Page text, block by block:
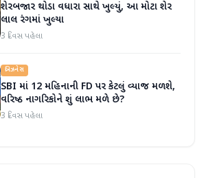
શેરબજાર થોડા વધારા સાથે ખુલ્યું, આ મોટા શેર
લાલ રંગમાં ખુલ્યા
3 દિવસ પહેલા
બિઝનેસ
SBI માં 12 મહિનાની FD પર કેટલું વ્યાજ મળશે,
વરિષ્ઠ નાગરિકોને શું લાભ મળે છે?
3 દિવસ પહેલા